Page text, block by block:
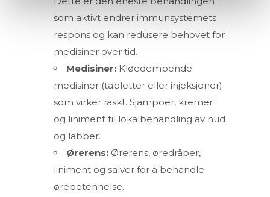
som aktivt endrer immunsystemets
respons og kan redusere behovet for
medisiner over tid.
Medisiner: Kløedempende
medisiner (tabletter eller injeksjoner)
som virker raskt. Sjampoer, kremer
og liniment til lokalbehandling av hud
og labber.
Ørerens: Ørerens, øredråper,
liniment og salver for å behandle
ørebetennelse.